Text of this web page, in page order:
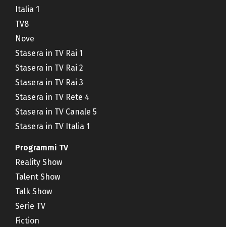
Italia 1
TV8
Nove
Stasera in TV Rai 1
Stasera in TV Rai 2
Stasera in TV Rai 3
Stasera in TV Rete 4
Stasera in TV Canale 5
Stasera in TV Italia 1
Programmi TV
Reality Show
Talent Show
Talk Show
Serie TV
Fiction